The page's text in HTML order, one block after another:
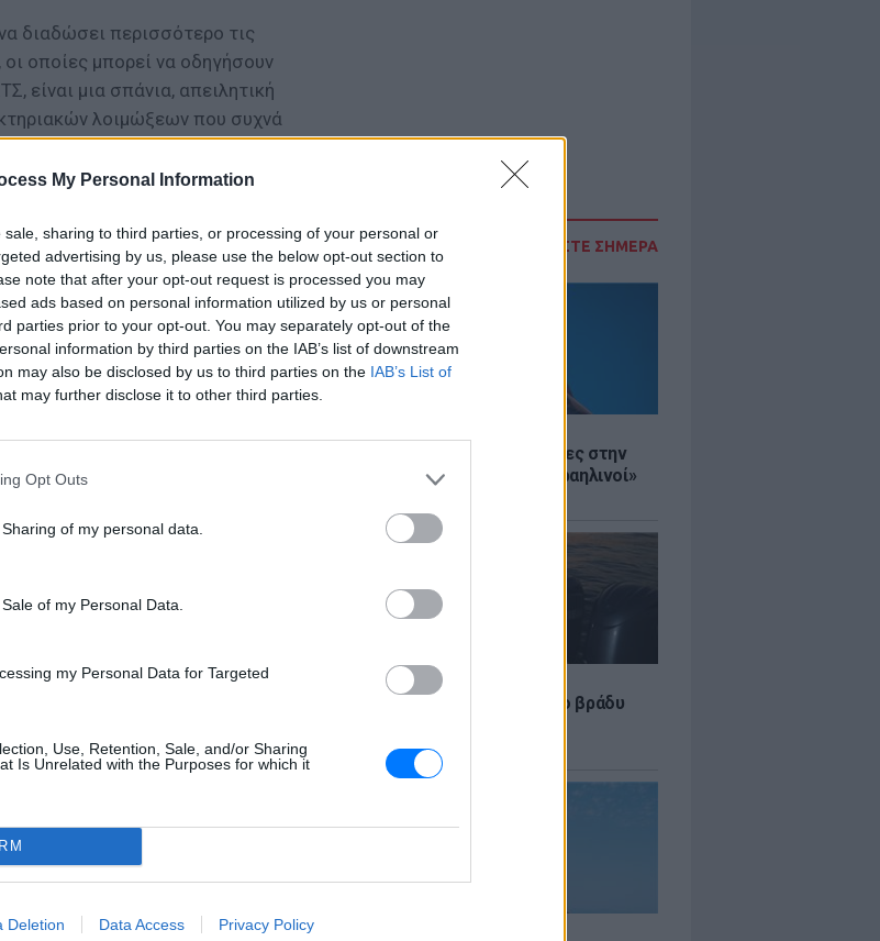
My Personal Information
sharing to third parties, or processing of your personal or
advertising by us, please use the below opt-out section to
note that after your opt-out request is processed you may
ads based on personal information utilized by us or personal
parties prior to your opt-out. You may separately opt-out of the
information by third parties on the IAB’s list of downstream
may also be disclosed by us to third parties on the IAB’s List of
may further disclose it to other third parties.
Opt Outs
of my personal data.
of my Personal Data.
my Personal Data for Targeted
Use, Retention, Sale, and/or Sharing
Is Unrelated with the Purposes for which it
Deletion Data Access Privacy Policy
ΔΙΑΒΑΣΤΕ ΣΗΜΕΡΑ
Ισραηλινό ΥΠΕΞ προς τουρίστες στην
Ελλάδα: «Κρύψτε ότι είστε Ισραηλινοί»
LIFESTYLE
Ιωάννα Τούνη: «Έβγαλα όλο το βράδυ
αντιβιώσεις»
διαδώσει περισσότερο τις
οποίες μπορεί να οδηγήσουν
είναι μια σπάνια, απειλητική
λοιμώξεων που συχνά
το βακτήριο Staphylococcus